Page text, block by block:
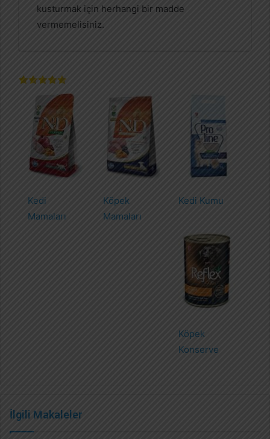
kusturmak için herhangi bir madde
vermemelisiniz.
Kedi
Mamaları
Köpek
Mamaları
Kedi Kumu
Köpek
Konserve
İlgili Makaleler